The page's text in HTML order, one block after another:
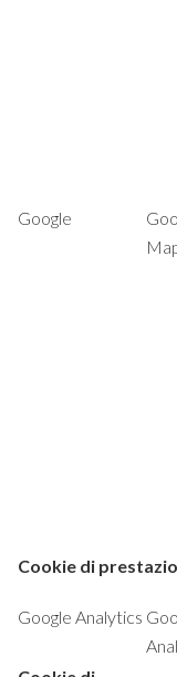
Google
Cookie di
Google Analytics